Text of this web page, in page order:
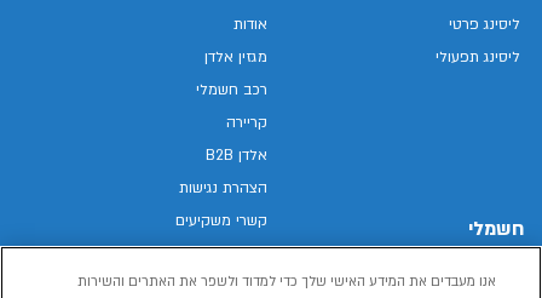
ליסינג פרטי
ליסינג תפעולי
חשמלי
אודות
מגזין אלדן
רכב חשמלי
קריירה
אלדן B2B
הצהרת נגישות
קשרי משקיעים
מפת האתר
מדיניות פרטיות
אנו מעבדים את המידע האישי שלך כדי למדוד ולשפר את האתרים והשירות